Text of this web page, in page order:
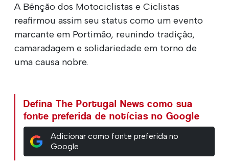
A Bênção dos Motociclistas e Ciclistas
reafirmou assim seu status como um evento
marcante em Portimão, reunindo tradição,
camaradagem e solidariedade em torno de
uma causa nobre.
Defina The Portugal News como sua
fonte preferida de notícias no Google
Adicionar como fonte preferida no
Google